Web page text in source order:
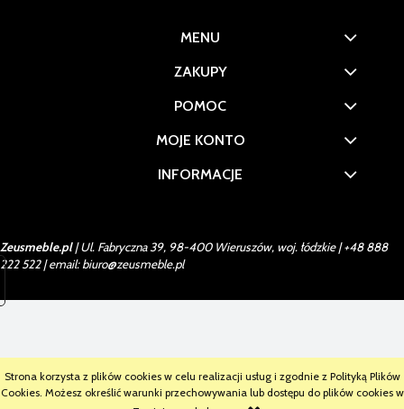
Strona korzysta z plików cookies w celu realizacji usług i zgodnie z Polityką Plików
Cookies. Możesz określić warunki przechowywania lub dostępu do plików cookies w
MENU
ZAKUPY
POMOC
MOJE KONTO
INFORMACJE
Zeusmeble.pl| Ul. Fabryczna 39, 98-400 Wieruszów, woj. łódzkie |+48 888
222 522| email:biuro@zeusmeble.pl